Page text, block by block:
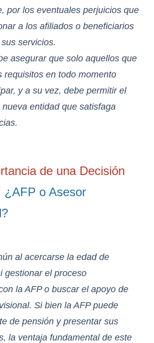
por los eventuales perjuicios que
a los afiliados o beneficiarios
servicios.
asegurar que solo aquellos que
requisitos en todo momento
y a su vez, debe permitir el
entidad que satisfaga
de una Decisión
¿AFP o Asesor
al acercarse la edad de
gestionar el proceso
la AFP o buscar el apoyo de
Si bien la AFP puede
de pensión y presentar sus
la ventaja fundamental de este